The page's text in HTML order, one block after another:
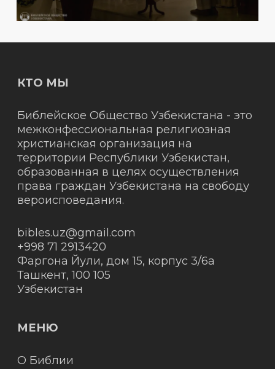
КТО МЫ
Библейское Общество Узбекистана - это
межконфессиональная религиозная
христианская организация на
территории Республики Узбекистан,
образованная в целях осуществления
права граждан Узбекистана на свободу
вероисповедания.
bibles.uz@gmail.com
+998 71 2913420
Фаргона Йули, дом 15, корпус 3/6а
Ташкент,100 105
Узбекистан
МЕНЮ
О Библии